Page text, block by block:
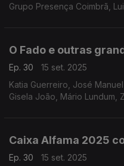
Grupo Presença Coimbrã,
O Fado e outras
Ep. 30
15 set. 2025
Katia Guerreiro, José
Gisela João, Mário Lundum,
Caixa Alfama 2025
Ep. 30 15 set. 2025